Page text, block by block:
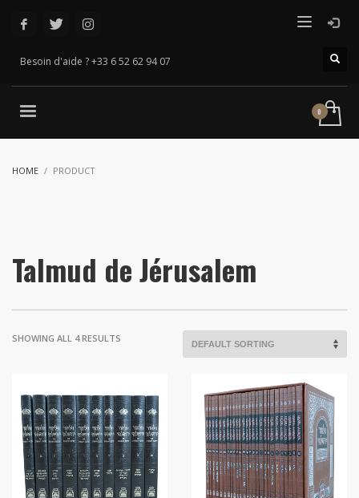
Besoin d'aide ? +33 6 52 62 94 07
HOME PRODUCT
Talmud de Jérusalem
SHOWING ALL 4 RESULTS